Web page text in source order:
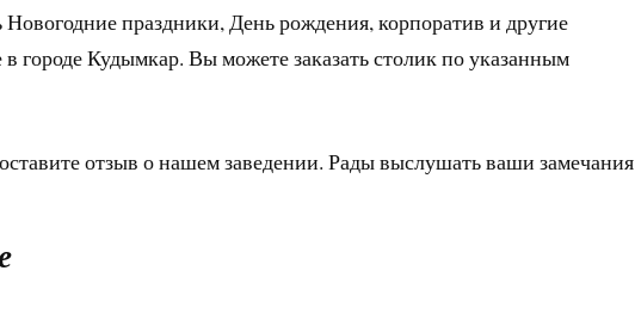
Новогодние праздники, День рождения, корпоратив и другие
городе Кудымкар. Вы можете заказать столик по указанным
отзыв о нашем заведении. Рады выслушать ваши замечания